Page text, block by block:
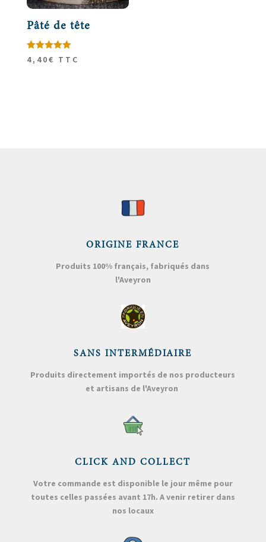
Pâté de tête
Note
5.00
4,40€ TTC
ORIGINE FRANCE
Produits 100% français, fabriqués dans
l'Aveyron
SANS INTERMÉDIAIRE
Produits directement importés de nos producteurs
et artisans de l'Aveyron
CLICK AND COLLECT
Votre commande est disponible le jour même pour
toutes celles passées avant 17h. A venir retirer dans
nos locaux